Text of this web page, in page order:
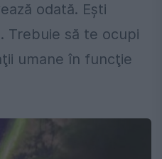
odată. Eşti
Trebuie să te ocupi
umane în funcţie